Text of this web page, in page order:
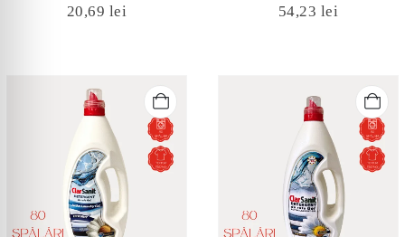
0out of 5
20,69 lei 5.00out of 5
54,23 lei